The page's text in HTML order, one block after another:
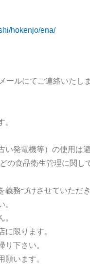
hokenjo/ena/
ルにてご連絡いたしま
発電機等）の使用は避
食品衛生管理に関
義務づけさせていただ
限ります。
下さい。
います。